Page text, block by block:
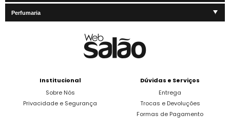
Perfumaria
Institucional
Sobre Nós
Privacidade e Segurança
Dúvidas e Serviços
Entrega
Trocas e Devoluções
Formas de Pagamento